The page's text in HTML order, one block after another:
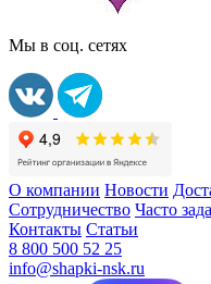
Мы в соц. сетях
О компании Новости
Сотрудничество Часто
Контакты Статьи
8 800 500 52 25
info@shapki-nsk.ru